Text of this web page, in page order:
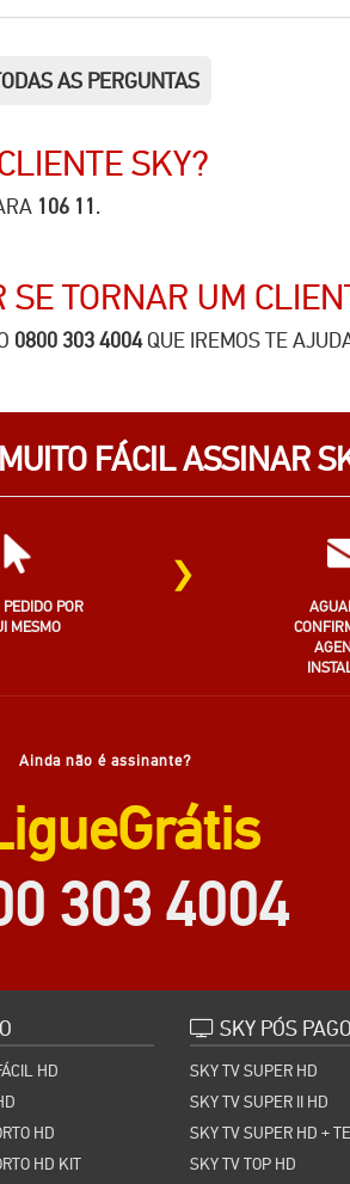
AS PERGUNTAS
SKY?
106 11 .
SE TORNAR UM
0800 303 4004QUE IREMOS TE
FÁCIL ASSINAR
PEDIDO POR
MESMO
›
Ainda não é assinante?
303 4004
HD
HD
HD KIT
SKY PÓS PAGO
SKY TV SUPER HD
SKY TV SUPER II HD
SKY TV SUPER HD +
SKY TV TOP HD